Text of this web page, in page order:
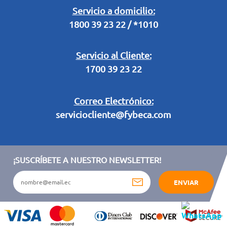
Servicio a domicilio:
1800 39 23 22 / *1010
Servicio al Cliente:
1700 39 23 22
Correo Electrónico:
serviciocliente@fybeca.com
Legal Campaña Produbanco
Términos y condiciones sorteo partido de fútbol "Tu ídolo"
¡SUSCRÍBETE A NUESTRO NEWSLETTER!
ENVIAR